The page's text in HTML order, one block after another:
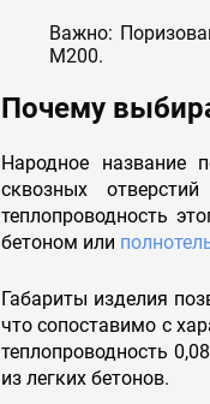
Важно:
M200.
Почему
Народное название
сквозных
теплопроводность
бетоном или
Габариты изделия
что сопоставимо с
теплопроводность
из легких бетонов.